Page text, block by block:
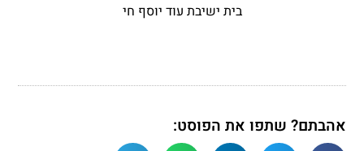
בית ישיבת עוד יוסף חי
אהבתם? שתפו את הפוסט: